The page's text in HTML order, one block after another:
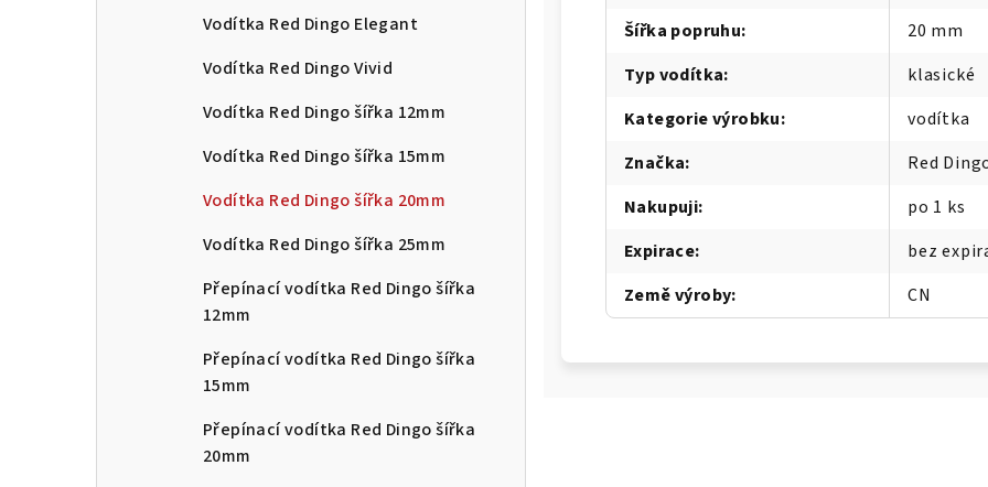
Vodítka Red Dingo Elegant
Vodítka Red Dingo Vivid
Vodítka Red Dingo šířka 12mm
Vodítka Red Dingo šířka 15mm
Vodítka Red Dingo šířka 20mm
Vodítka Red Dingo šířka 25mm
Přepínací vodítka Red Dingo šířka
12mm
Přepínací vodítka Red Dingo šířka
15mm
Přepínací vodítka Red Dingo šířka
20mm
Šířka popruhu:
20 mm
Typ vodítka:
klasické
Kategorie výrobku:
vodítka
Značka:
Red
Nakupuji:
po 1 ks
Expirace:
bez
Země výroby: CN